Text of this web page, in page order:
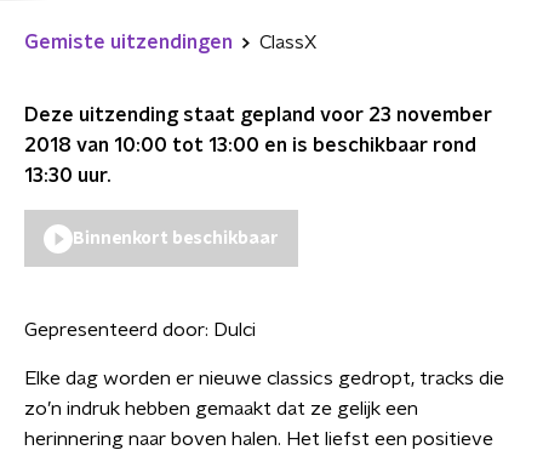
Gemiste uitzendingen ClassX
Deze uitzending staat gepland voor 23 november
2018 van 10:00 tot 13:00 en is beschikbaar rond
13:30 uur.
Binnenkort beschikbaar
Gepresenteerd door: Dulci
Elke dag worden er nieuwe classics gedropt, tracks die
zo’n indruk hebben gemaakt dat ze gelijk een
herinnering naar boven halen. Het liefst een positieve